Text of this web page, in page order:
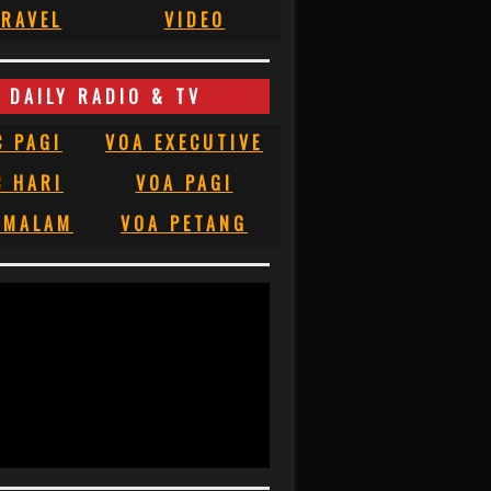
VIDEO
DAILY RADIO & TV
PAGI
VOA EXECUTIVE
HARI
VOA PAGI
VOA PETANG